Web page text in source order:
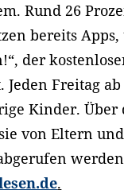
Rund 26
bereits
der
Freitag
Kinder. Über
von Eltern
.